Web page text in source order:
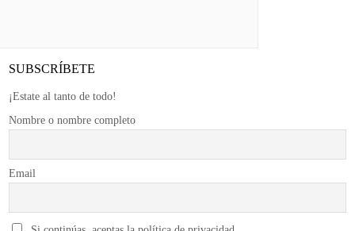
SUBSCRÍBETE
¡Estate al tanto de todo!
Nombre o nombre completo
Email